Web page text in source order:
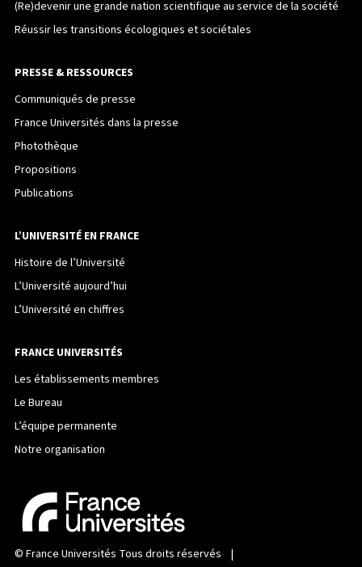
(Re)devenir une grande nation scientifique au service de la société
Réussir les transitions écologiques et sociétales
PRESSE & RESSOURCES
Communiqués de presse
France Universités dans la presse
Photothèque
Propositions
Publications
L’UNIVERSITÉ EN FRANCE
Histoire de l’Université
L’Université aujourd’hui
L’Université en chiffres
FRANCE UNIVERSITÉS
Les établissements membres
Le Bureau
L’équipe permanente
Notre organisation
© France Universités Tous droits réservés |